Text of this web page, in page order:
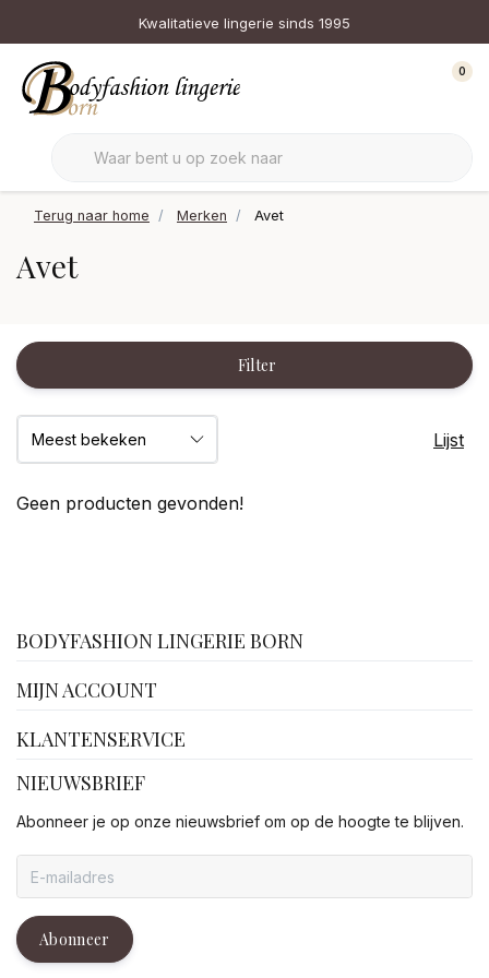
Kwalitatieve lingerie sinds 1995
0
Terug naar home Merken Avet
Avet
Filter
Lijst
Geen producten gevonden!
BODYFASHION LINGERIE BORN
MIJN ACCOUNT
KLANTENSERVICE
NIEUWSBRIEF
Abonneer je op onze nieuwsbrief om op de hoogte te blijven.
Abonneer